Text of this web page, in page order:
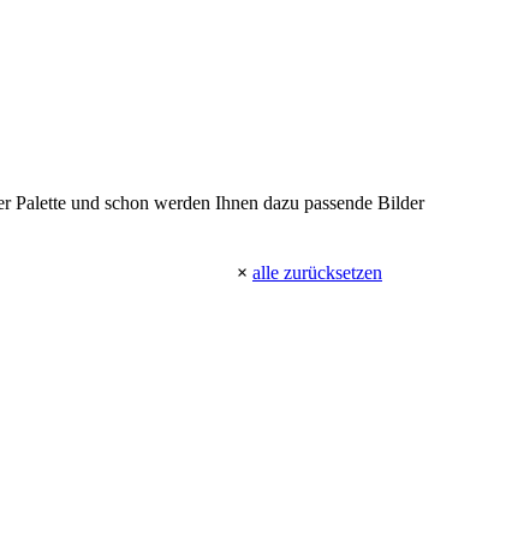
Palette und schon werden Ihnen dazu passende Bilder
× alle zurücksetzen